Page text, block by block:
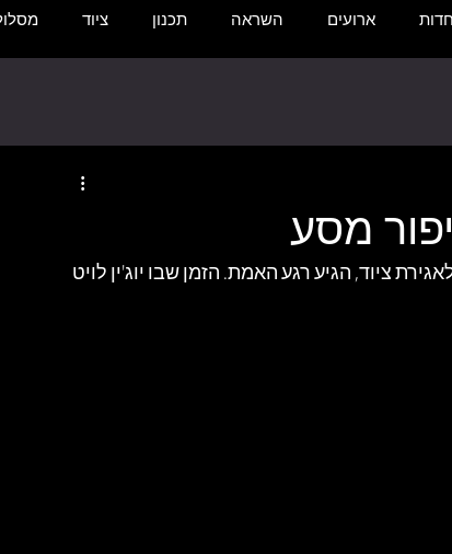
ציוד תכנון השראה ארועים
מסע
ציוד, הגיע רגע האמת. הזמן שבו יוג'ין לויט